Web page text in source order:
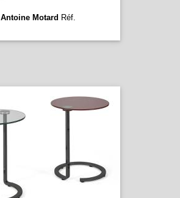
Antoine Motard Réf.